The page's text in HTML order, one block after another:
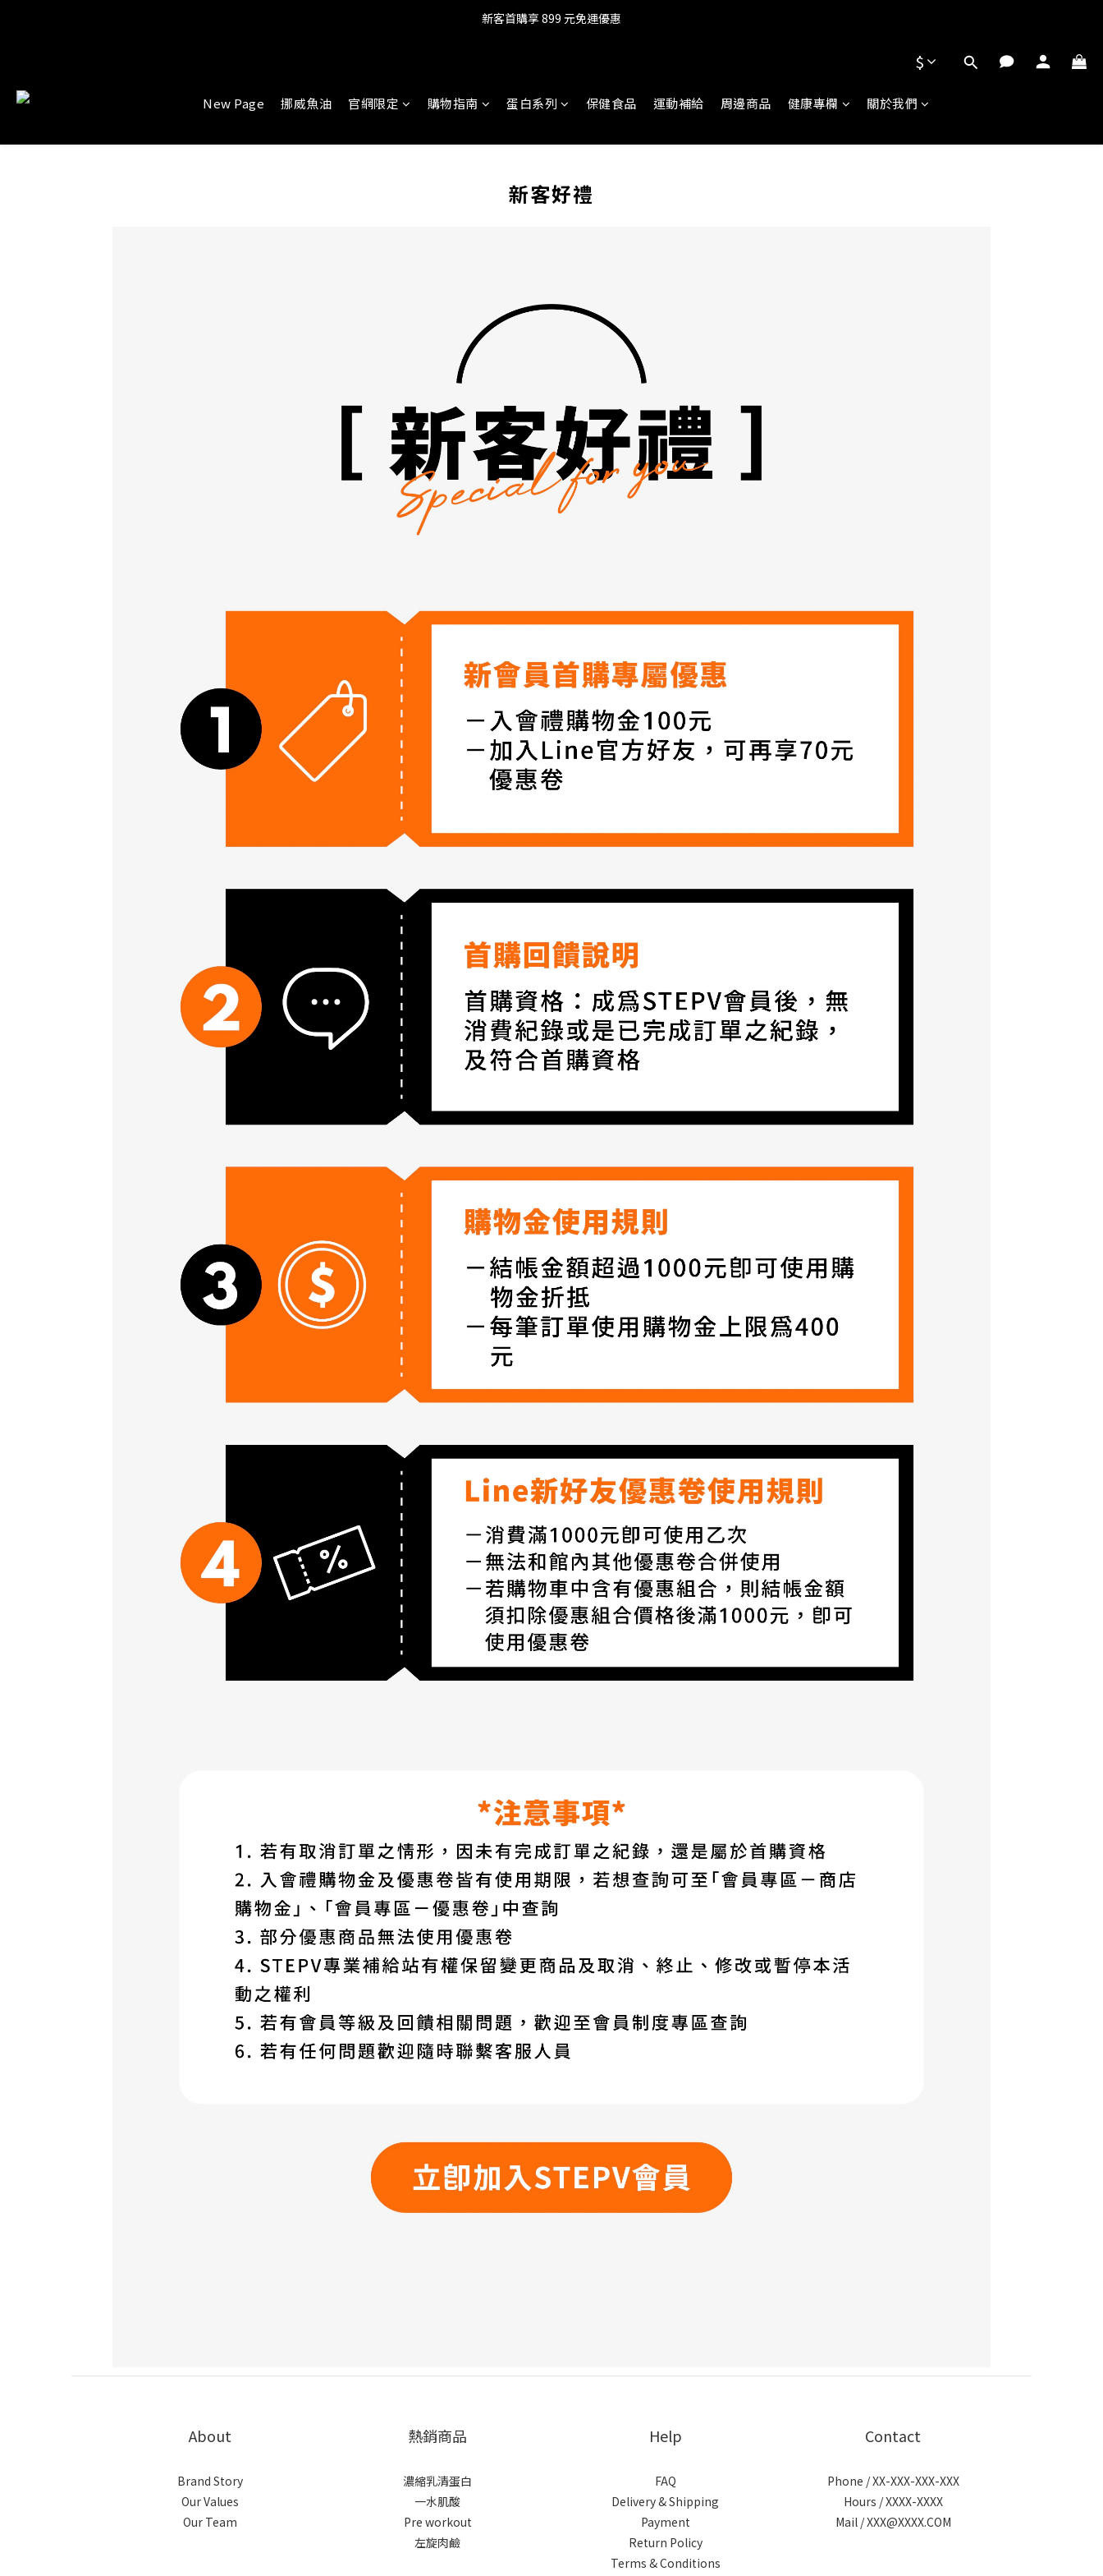
新客首購享 899 元免運優惠
$
New Page 挪威魚油 官網限定 購物指南 蛋白系列 保健食品 運動補給 周邊商品 健康專欄 關於我們
新客好禮
About
Brand Story
Our Values
Our Team
熱銷商品
濃縮乳清蛋白
一水肌酸
Pre workout
左旋肉鹼
Help
FAQ
Delivery & Shipping
Payment
Return Policy
Terms & Conditions
Contact
Phone / XX-XXX-XXX-XXX
Hours / XXXX-XXXX
Mail / XXX@XXXX.COM